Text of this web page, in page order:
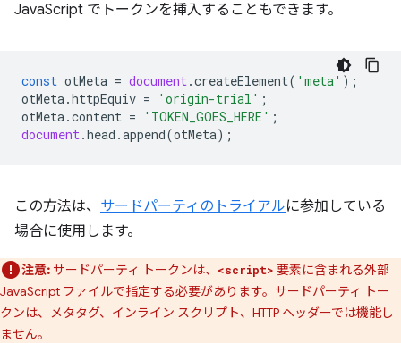
JavaScript でトークンを挿入することもできます。
const otMeta = document.createElement( 'meta' );
otMeta.httpEquiv = 'origin-trial' ;
otMeta.content = 'TOKEN_GOES_HERE' ;
document.head .append(otMeta);
この方法は、 サードパーティのトライアルに参加している
場合に使用します。
注意: サードパーティ トークンは、 <script> 要素に含まれる外部
JavaScript ファイルで指定する必要があります。サードパーティ トー
クンは、メタタグ、インライン スクリプト、HTTP ヘッダーでは機能し
ません。